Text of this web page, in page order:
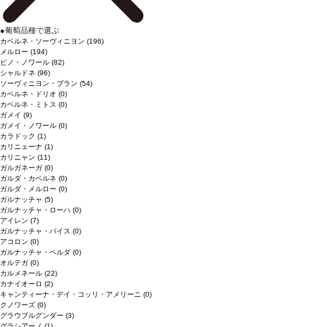
●葡萄品種で選ぶ
カベルネ・ソーヴィニヨン (196)
メルロー (194)
ピノ・ノワール (82)
シャルドネ (96)
ソーヴィニヨン・ブラン (54)
カベルネ・ドリオ (0)
カベルネ・ミトス (0)
ガメイ (9)
ガメイ・ノワール (0)
カラドック (1)
カリニェーナ (1)
カリニャン (11)
ガルガネーガ (0)
ガルダ・カベルネ (0)
ガルダ・メルロー (0)
ガルナッチャ (5)
ガルナッチャ・ローハ (0)
アイレン (7)
ガルナッチャ・パイス (0)
アコロン (0)
ガルナッチャ・ペルダ (0)
オルテガ (0)
カルメネール (22)
カナイオーロ (2)
キャンティーナ・デイ・コッリ・アメリーニ (0)
クノワーズ (0)
グラウブルグンダー (3)